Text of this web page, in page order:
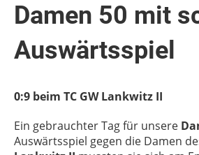
Damen 50 mit
Auswärtsspiel
0:9 beim TC GW Lankwitz II
Ein gebrauchter Tag für unsere
Auswärtsspiel gegen die Damen